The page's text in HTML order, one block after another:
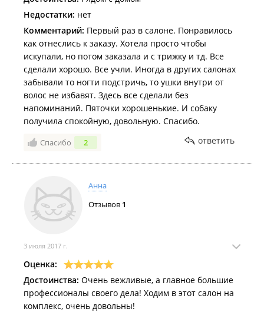
Недостатки: нет
Комментарий: Первый раз в салоне. Понравилось
как отнеслись к заказу. Хотела просто чтобы
искупали, но потом заказала и с трижку и тд. Все
сделали хорошо. Все учли. Иногда в других салонах
забывали то ногти подстричь, то ушки внутри от
волос не избавят. Здесь все сделали без
напоминаний. Пяточки хорошенькие. И собаку
получила спокойную, довольную. Спасибо.
Спасибо 2 ответить
Анна
Отзывов 1
3 июля 2017 г.
Оценка:
Достоинства: Очень вежливые, а главное большие
профессионалы своего дела! Ходим в этот салон на
комплекс, очень довольны!